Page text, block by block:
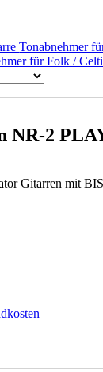
Tonabnehmer
für Folk /
NR-2
Gitarren mit